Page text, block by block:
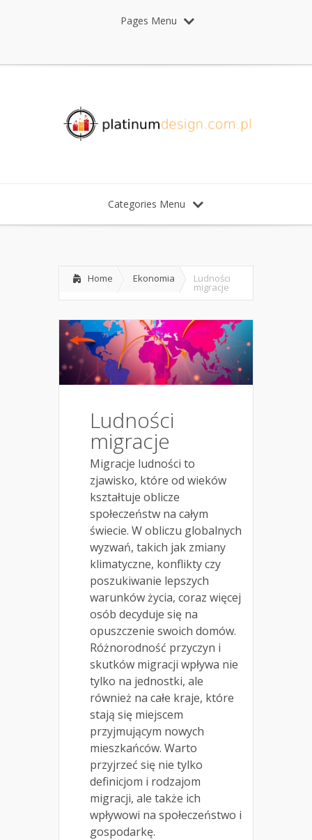
Pages Menu
Categories Menu
Home Ekonomia Ludności
migracje
Ludności
migracje
Migracje ludności to
zjawisko, które od wieków
kształtuje oblicze
społeczeństw na całym
świecie. W obliczu globalnych
wyzwań, takich jak zmiany
klimatyczne, konflikty czy
poszukiwanie lepszych
warunków życia, coraz więcej
osób decyduje się na
opuszczenie swoich domów.
Różnorodność przyczyn i
skutków migracji wpływa nie
tylko na jednostki, ale
również na całe kraje, które
stają się miejscem
przyjmującym nowych
mieszkańców. Warto
przyjrzeć się nie tylko
definicjom i rodzajom
migracji, ale także ich
wpływowi na społeczeństwo i
gospodarkę.